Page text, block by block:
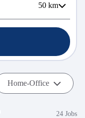
50 km
Home-Office
24 Jobs